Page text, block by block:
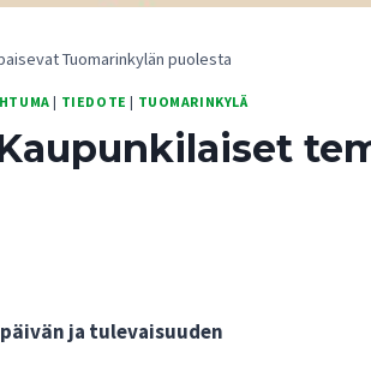
Tuomarinkylän puolesta
| TIEDOTE | TUOMARINKYLÄ
ja tulevaisuuden